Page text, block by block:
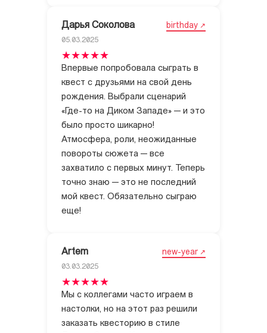
Дарья Соколова birthday
05.03.2025
Впервые попробовала сыграть в
квест с друзьями на свой день
рождения. Выбрали сценарий
«Где-то на Диком Западе» — и это
было просто шикарно!
Атмосфера, роли, неожиданные
повороты сюжета — все
захватило с первых минут. Теперь
точно знаю — это не последний
мой квест. Обязательно сыграю
еще!
Artem new-year
03.03.2025
Мы с коллегами часто играем в
настолки, но на этот раз решили
заказать квесторию в стиле